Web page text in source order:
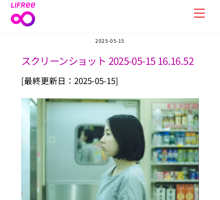
Skip
2025-05-15
スクリーンショット 2025-05-15 16.16.52
[最終更新日：2025-05-15]